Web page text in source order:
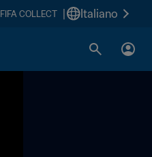
FIFA COLLECT Italiano